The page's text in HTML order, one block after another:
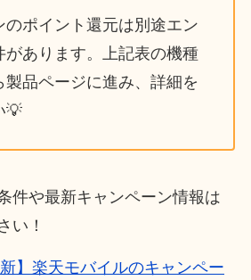
ポイント還元は別途エン
があります。上記表の機種
製品ページに進み、詳細を
💡
件や最新キャンペーン情報は
い！
新】楽天モバイルのキャンペー